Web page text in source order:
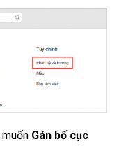
muốn Gán bố cục